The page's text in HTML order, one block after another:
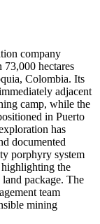
company
hectares
Colombia. Its
adjacent
camp, while the
in Puerto
has
documented
porphyry system
the
package. The
team
mining